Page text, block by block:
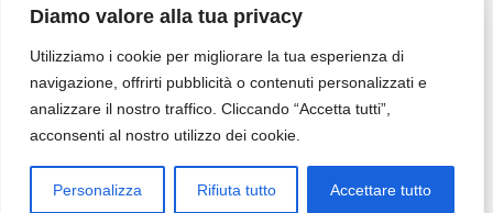
Diamo valore alla tua privacy
Utilizziamo i cookie per migliorare la tua esperienza di
navigazione, offrirti pubblicità o contenuti personalizzati e
analizzare il nostro traffico. Cliccando “Accetta tutti”,
acconsenti al nostro utilizzo dei cookie.
Personalizza Rifiuta tutto Accettare tutto
Informativa Privacy e Cookie
Sentiero dell’anima
© VALLIBBT NEWS